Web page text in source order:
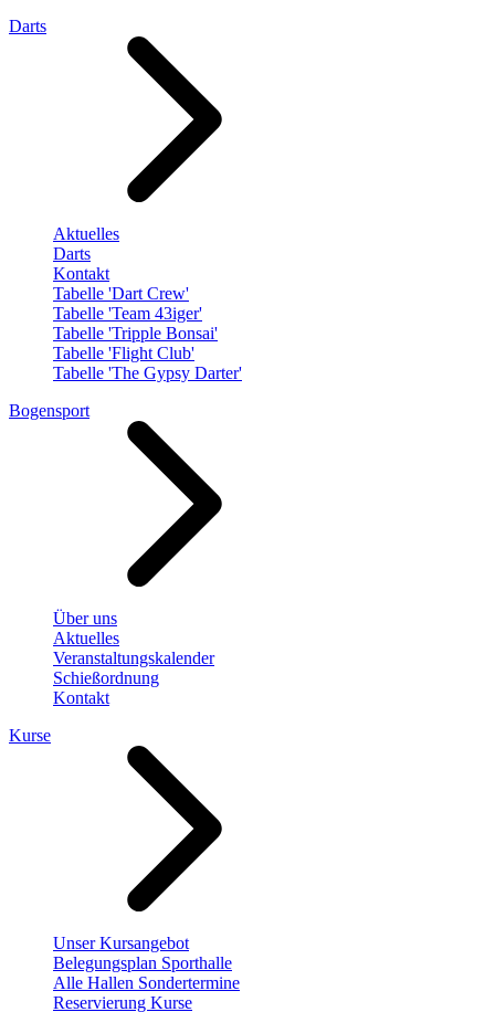
Darts
Aktuelles
Darts
Kontakt
Tabelle 'Dart Crew'
Tabelle 'Team 43iger'
Tabelle 'Tripple Bonsai'
Tabelle 'Flight Club'
Tabelle 'The Gypsy Darter'
Bogensport
Über uns
Aktuelles
Veranstaltungskalender
Schießordnung
Kontakt
Kurse
Unser Kursangebot
Belegungsplan Sporthalle
Alle Hallen Sondertermine
Reservierung Kurse